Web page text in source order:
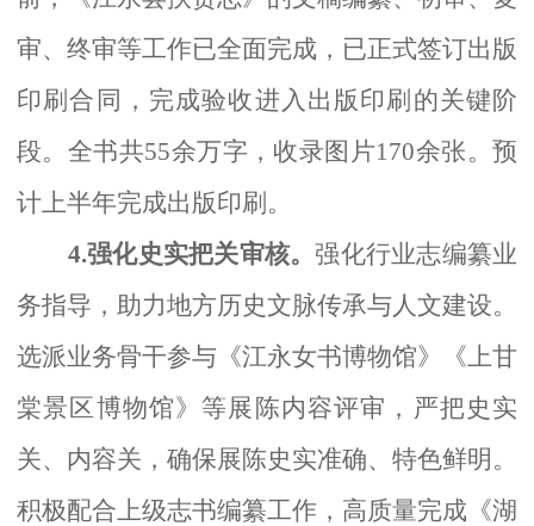
审、终审等工作已全面完成，已正式签订出版
印刷合同，完成验收进入出版印刷的关键阶
段。全书共55余万字，收录图片170余张。预
计上半年完成出版印刷 。
4.强化史实把关审核。强化行业志编纂业
务指导，助力地方历史文脉传承与人文建设。
选派业务骨干参与《江永女书博物馆》《上甘
棠景区博物馆》等展陈内容评审，严把史实
关、内容关，确保展陈史实准确、特色鲜明。
积极配合上级志书编纂工作，高质量完成《湖